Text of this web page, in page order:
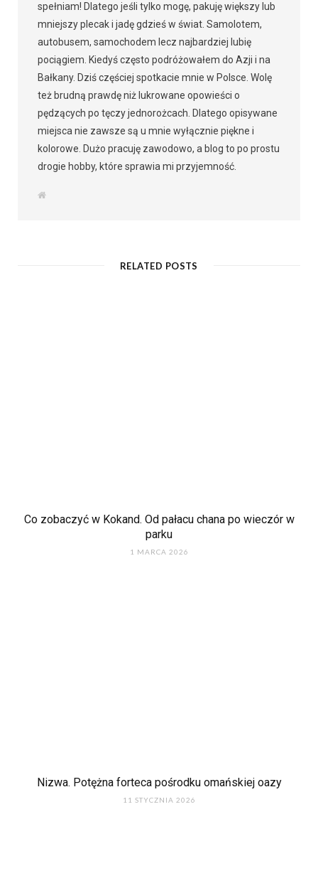
spełniam! Dlatego jeśli tylko mogę, pakuję większy lub
mniejszy plecak i jadę gdzieś w świat. Samolotem,
autobusem, samochodem lecz najbardziej lubię
pociągiem. Kiedyś często podróżowałem do Azji i na
Bałkany. Dziś częściej spotkacie mnie w Polsce. Wolę
też brudną prawdę niż lukrowane opowieści o
pędzących po tęczy jednorożcach. Dlatego opisywane
miejsca nie zawsze są u mnie wyłącznie piękne i
kolorowe. Dużo pracuję zawodowo, a blog to po prostu
drogie hobby, które sprawia mi przyjemność.
W
RELATED POSTS
Co zobaczyć w Kokand. Od pałacu chana po wieczór w
parku
1 MARCA 2026
Nizwa. Potężna forteca pośrodku omańskiej oazy
11 STYCZNIA 2026